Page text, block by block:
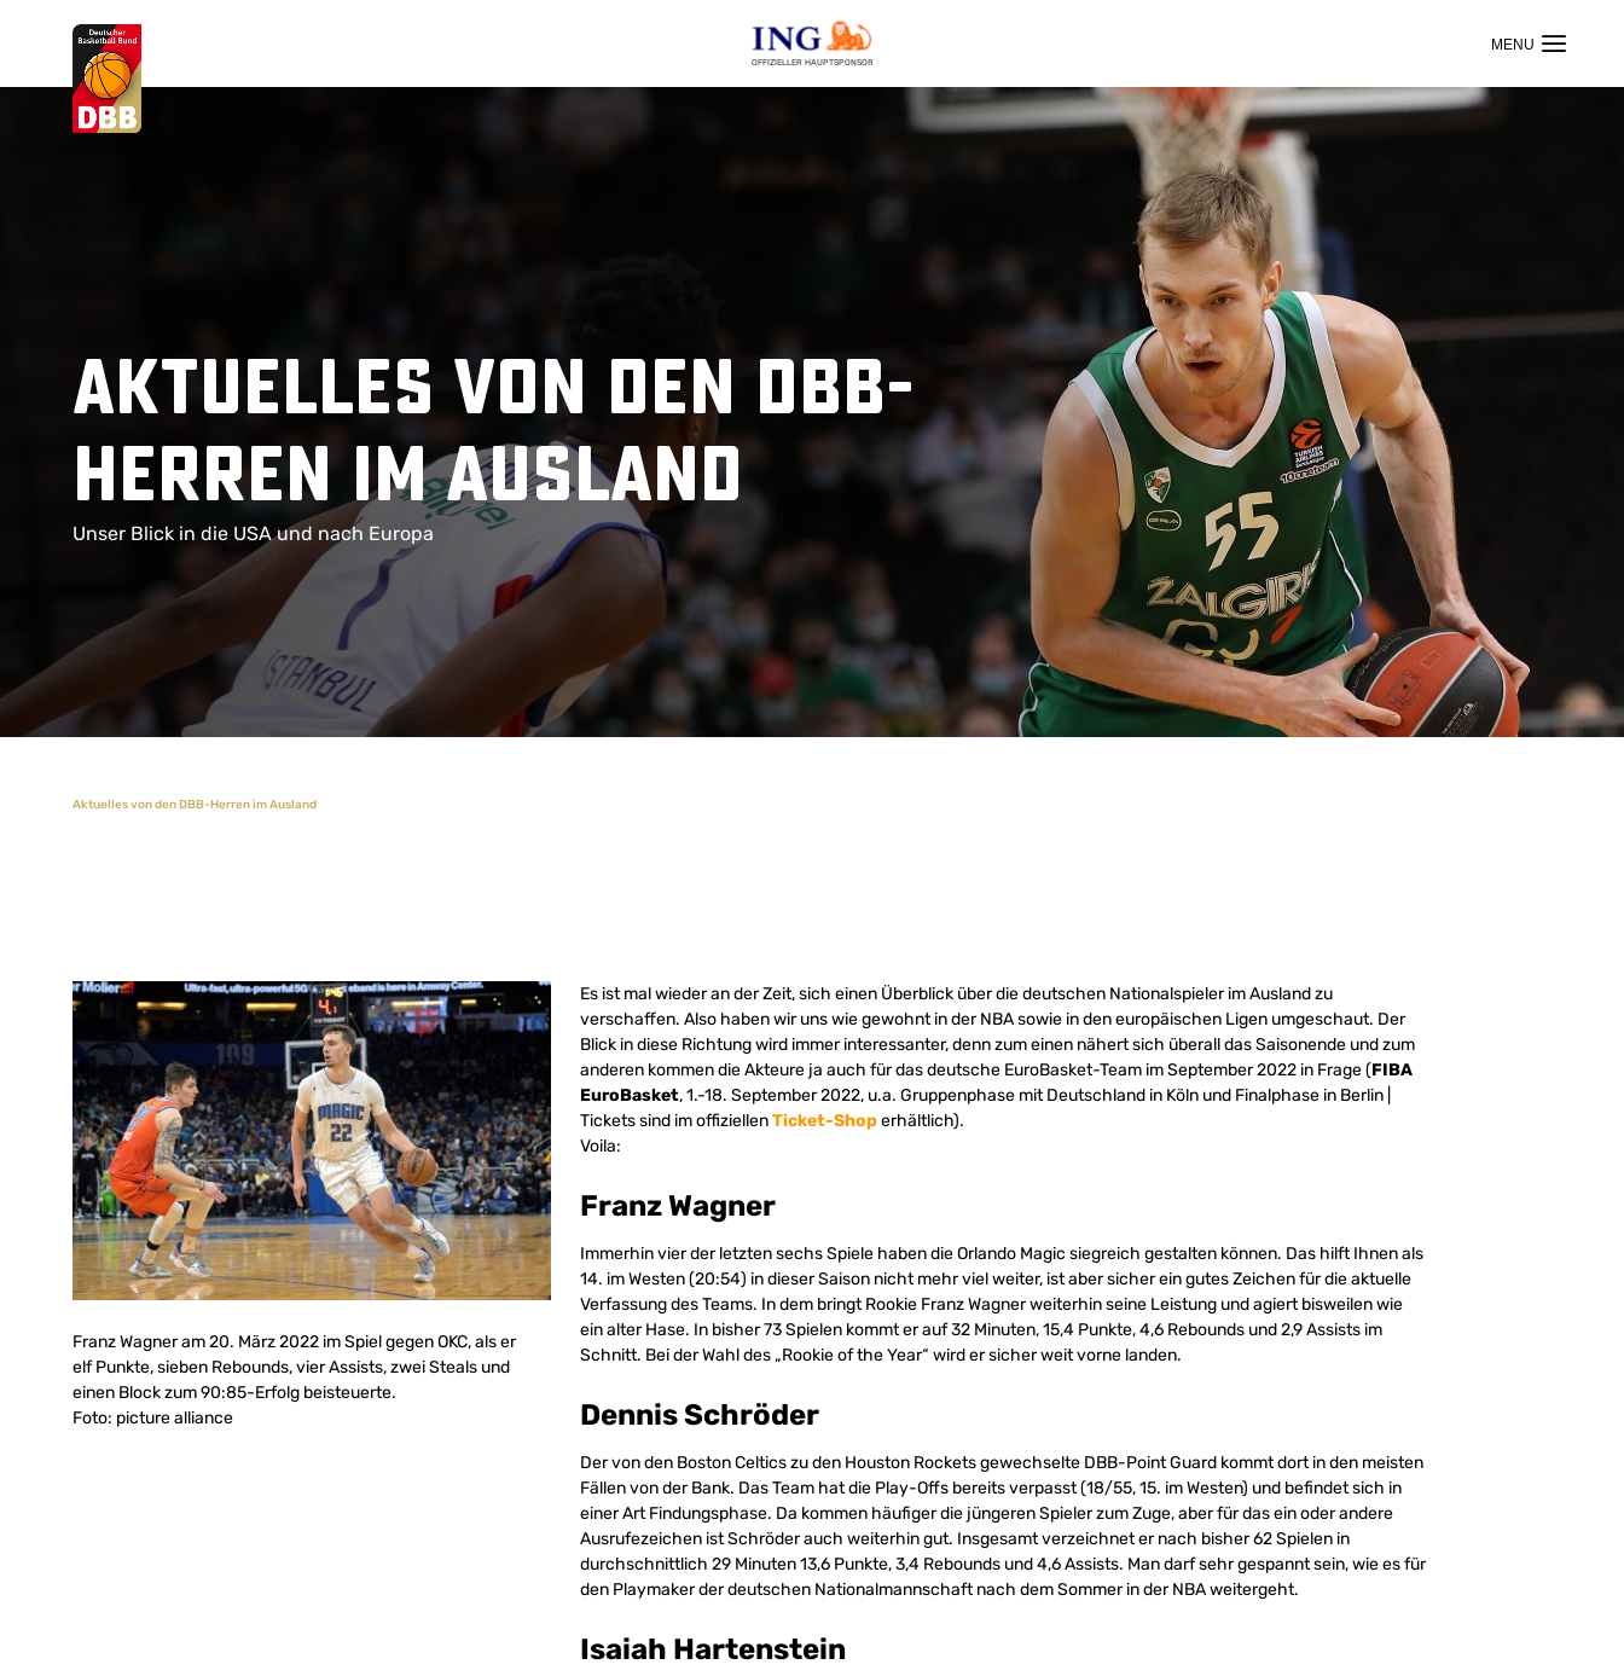
OFFIZIELLER HAUPTSPONSOR
Suchvorschläge
Aktuelles von den DBB-
Herren im Ausland
Unser Blick in die USA und nach Europa
Aktuelles von den DBB-Herren im Ausland
Franz Wagner am 20. März 2022 im Spiel gegen OKC, als er
elf Punkte, sieben Rebounds, vier Assists, zwei Steals und
einen Block zum 90:85-Erfolg beisteuerte.
Foto: picture alliance
Es ist mal wieder an der Zeit, sich einen Überblick über die deutschen Nationalspieler im Ausland zu
verschaffen. Also haben wir uns wie gewohnt in der NBA sowie in den europäischen Ligen umgeschaut. Der
Blick in diese Richtung wird immer interessanter, denn zum einen nähert sich überall das Saisonende und zum
anderen kommen die Akteure ja auch für das deutsche EuroBasket-Team im September 2022 in Frage (FIBA
EuroBasket, 1.-18. September 2022, u.a. Gruppenphase mit Deutschland in Köln und Finalphase in Berlin |
Tickets sind im offiziellenTicket-Shoperhältlich).
Voila:
Franz Wagner
Immerhin vier der letzten sechs Spiele haben die Orlando Magic siegreich gestalten können. Das hilft Ihnen als
14. im Westen (20:54) in dieser Saison nicht mehr viel weiter, ist aber sicher ein gutes Zeichen für die aktuelle
Verfassung des Teams. In dem bringt Rookie Franz Wagner weiterhin seine Leistung und agiert bisweilen wie
ein alter Hase. In bisher 73 Spielen kommt er auf 32 Minuten, 15,4 Punkte, 4,6 Rebounds und 2,9 Assists im
Schnitt. Bei der Wahl des „Rookie of the Year“ wird er sicher weit vorne landen.
Dennis Schröder
Der von den Boston Celtics zu den Houston Rockets gewechselte DBB-Point Guard kommt dort in den meisten
Fällen von der Bank. Das Team hat die Play-Offs bereits verpasst (18/55, 15. im Westen) und befindet sich in
einer Art Findungsphase. Da kommen häufiger die jüngeren Spieler zum Zuge, aber für das ein oder andere
Ausrufezeichen ist Schröder auch weiterhin gut. Insgesamt verzeichnet er nach bisher 62 Spielen in
durchschnittlich 29 Minuten 13,6 Punkte, 3,4 Rebounds und 4,6 Assists. Man darf sehr gespannt sein, wie es für
den Playmaker der deutschen Nationalmannschaft nach dem Sommer in der NBA weitergeht.
Isaiah Hartenstein